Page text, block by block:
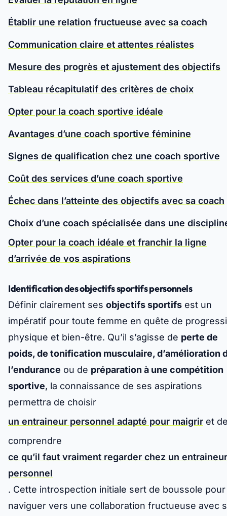
Établir une relation fructueuse avec sa coach
Communication claire et attentes réalistes
Mesure des progrès et ajustement des objectifs
Tableau récapitulatif des critères de choix
Opter pour la coach sportive idéale
Avantages d’une coach sportive féminine
Signes de qualification chez une coach sportive
Coût des services d’une coach sportive
Échec dans l’atteinte des objectifs avec sa coach
Choix d’une coach spécialisée dans une
Opter pour la coach idéale et franchir la ligne
d’arrivée de vos aspirations
Identification des objectifs sportifs personnels
Définir clairement ses objectifs sportifs est un
impératif pour toute femme en quête de
physique et bien-être. Qu’il s’agisse de perte de
poids, de tonification musculaire, d’amélioration
l’endurance ou de préparation à une compétition
sportive, la connaissance de ses aspirations
permettra de choisir
un entraineur personnel adapté pour maigrir et
comprendre
ce qu’il faut vraiment regarder chez un entraineur
personnel
. Cette introspection initiale sert de boussole pour
naviguer vers une collaboration fructueuse avec